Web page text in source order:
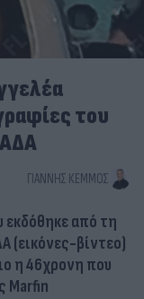
του
ΓΙΆΝΝΗΣ ΚΈΜΜΟΣ
εκδόθηκε από τη
(εικόνες-βίντεο)
η 46χρονη που
Marfin